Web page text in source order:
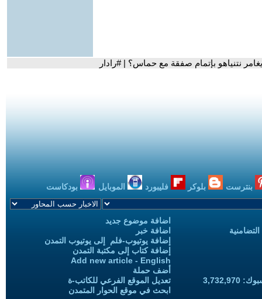
نتنياهو بإتمام صفقة مع حماس؟ | #رادار
بنترست بلوكر فليبورد الموبايل بودكاست
اضافة موضوع جديد
اضافة خبر
إضافة يوتيوب-فلم إلى يوتيوب التمدن
إضافة كتاب إلى مكتبة التمدن
Add new article - English
أضف حملة
تعديل الموقع الفرعي للكاتب-ة
ابحث في موقع الحوار المتمدن